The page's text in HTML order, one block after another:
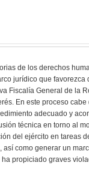
de los derechos
jurídico que
Fiscalía General de la
En este proceso
adecuado y
técnica en torno al
del ejército en tareas
como generar un
propiciado graves